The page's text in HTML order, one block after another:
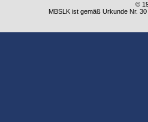
©
MBSLK ist gemäß Urkunde Nr.